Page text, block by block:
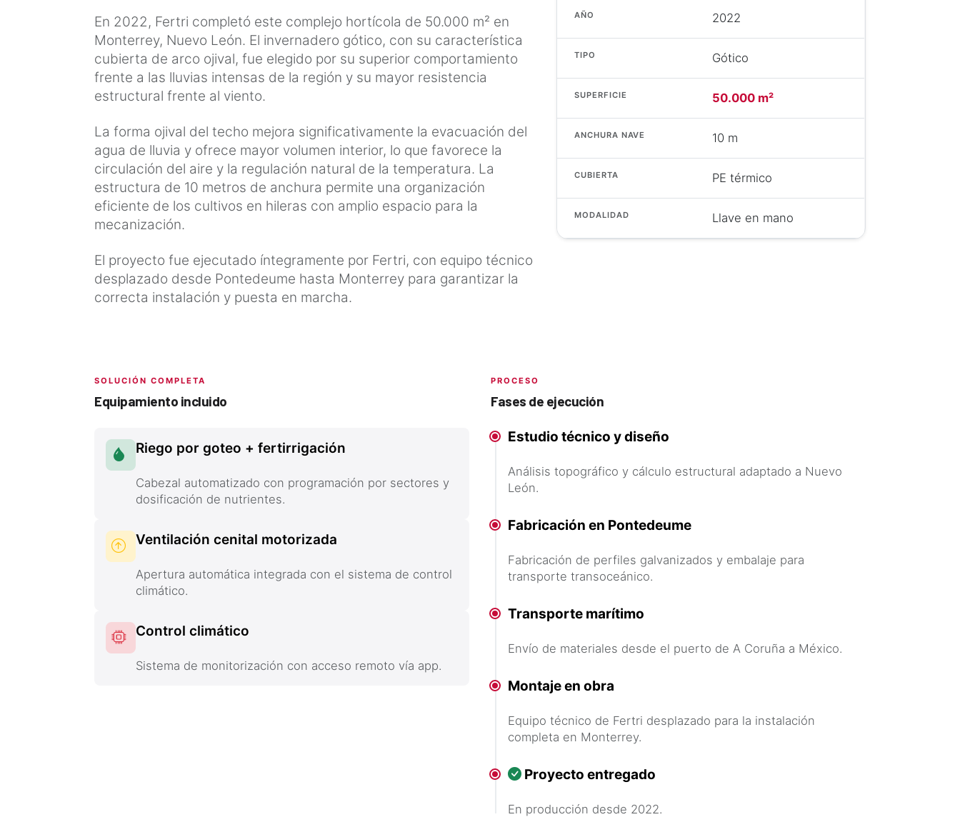
En 2022, Fertri completó este complejo hortícola de 50.000 m² en
Monterrey, Nuevo León. El invernadero gótico, con su característica
cubierta de arco ojival, fue elegido por su superior comportamiento
frente a las lluvias intensas de la región y su mayor resistencia
estructural frente al viento.
La forma ojival del techo mejora significativamente la evacuación del
agua de lluvia y ofrece mayor volumen interior, lo que favorece la
circulación del aire y la regulación natural de la temperatura. La
estructura de 10 metros de anchura permite una organización
eficiente de los cultivos en hileras con amplio espacio para la
mecanización.
El proyecto fue ejecutado íntegramente por Fertri, con equipo técnico
desplazado desde Pontedeume hasta Monterrey para garantizar la
correcta instalación y puesta en marcha.
AÑO 2022
TIPO Gótico
SUPERFICIE 50.000 m²
ANCHURA NAVE 10 m
CUBIERTA PE térmico
MODALIDAD Llave en mano
SOLUCIÓN COMPLETA
Equipamiento incluido
Riego por goteo + fertirrigación
Cabezal automatizado con programación por sectores y
dosificación de nutrientes.
Ventilación cenital motorizada
Apertura automática integrada con el sistema de control
climático.
Control climático
Sistema de monitorización con acceso remoto vía app.
PROCESO
Fases de ejecución
Estudio técnico y diseño
Análisis topográfico y cálculo estructural adaptado a Nuevo
León.
Fabricación en Pontedeume
Fabricación de perfiles galvanizados y embalaje para
transporte transoceánico.
Transporte marítimo
Envío de materiales desde el puerto de A Coruña a México.
Montaje en obra
Equipo técnico de Fertri desplazado para la instalación
completa en Monterrey.
Proyecto entregado
En producción desde 2022.